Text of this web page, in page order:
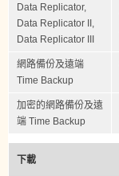
Data Replicator,
Data Replicator II,
Data Replicator III
網路備份及遠端
Time Backup
加密的網路備份及遠
端 Time Backup
下載